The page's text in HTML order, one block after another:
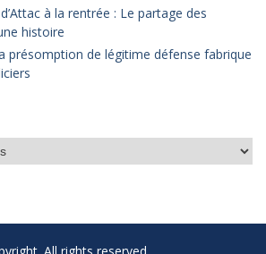
à la rentrée : Le partage des
histoire
présomption de légitime défense fabrique